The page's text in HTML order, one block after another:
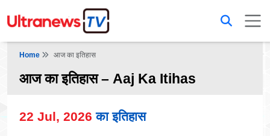
Home आज का इतिहास
आज का इतिहास – Aaj Ka Itihas
22 Jul, 2026 का इतिहास